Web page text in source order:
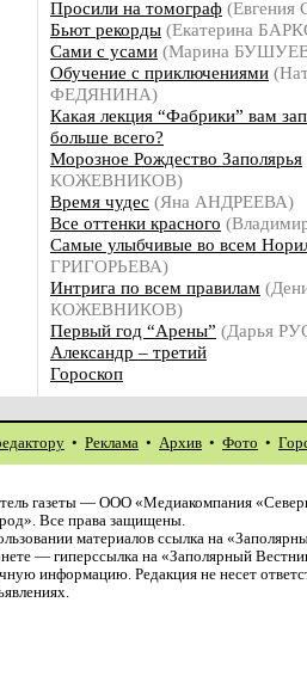
Просили на томограф
Бьют рекорды (Екатерина
Сами с усами (Марина
Обучение с приключениями
ФЕДЯНИНА)
Какая лекция “Фабрики” вам
больше всего?
Морозное Рождество Заполярья
КОЖЕВНИКОВ)
Время чудес (Яна АНДРЕЕВА)
Все оттенки красного
Самые улыбчивые во всем
ГРИГОРЬЕВА)
Интрига по всем правилам
КОЖЕВНИКОВ)
Первый год “Арены” (Дарья
Александр – третий
Гороскоп
• Реклама • Архив • Фото •
газеты — ООО «Медиакомпания
Все права защищены.
материалов ссылка на
— гиперссылка на «Заполярный
информацию. Редакция не несет